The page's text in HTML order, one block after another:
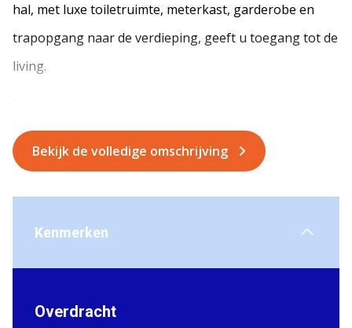
hal, met luxe toiletruimte, meterkast, garderobe en
trapopgang naar de verdieping, geeft u toegang tot de
living.
Bekijk de volledige omschrijving
Kenmerken
Overdracht